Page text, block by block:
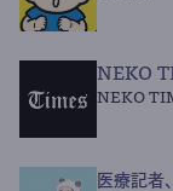
NEKO
NEKO
医療記者